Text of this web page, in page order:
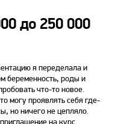
до 250 000
я переделала и
беременность, роды и
что-то новое.
могу проявлять себя где-
но ничего не цепляло.
на курс